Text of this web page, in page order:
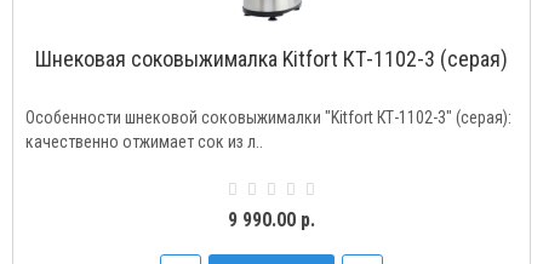
Шнековая соковыжималка Kitfort КТ-1102-3 (серая)
Особенности шнековой соковыжималки "Kitfort КТ-1102-3" (серая):
качественно отжимает сок из л..
9 990.00 р.